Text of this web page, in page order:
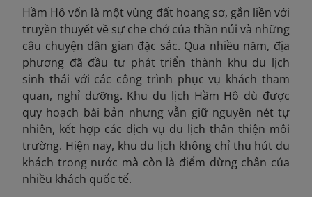
Hầm Hô vốn là một vùng đất hoang sơ, gắn liền với
truyền thuyết về sự che chở của thần núi và những
câu chuyện dân gian đặc sắc. Qua nhiều năm, địa
phương đã đầu tư phát triển thành khu du lịch
sinh thái với các công trình phục vụ khách tham
quan, nghỉ dưỡng. Khu du lịch Hầm Hô dù được
quy hoạch bài bản nhưng vẫn giữ nguyên nét tự
nhiên, kết hợp các dịch vụ du lịch thân thiện môi
trường. Hiện nay, khu du lịch không chỉ thu hút du
khách trong nước mà còn là điểm dừng chân của
nhiều khách quốc tế.